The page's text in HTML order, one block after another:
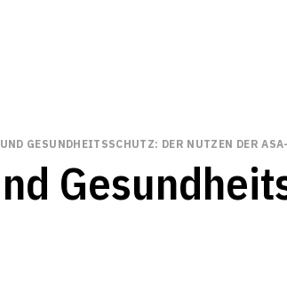
GESUNDHEITSSCHUTZ: DER NUTZEN DER